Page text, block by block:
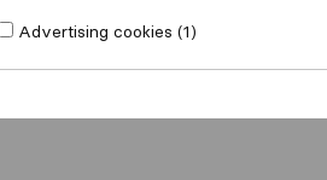
Advertising cookies (1)